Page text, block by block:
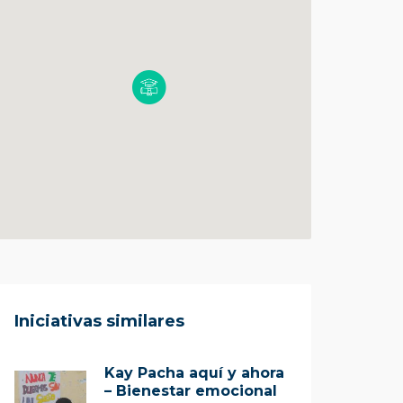
Iniciativas similares
Kay Pacha aquí y ahora
– Bienestar emocional